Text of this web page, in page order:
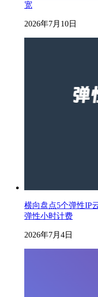
宽
2026年7月10日
横向盘点5个弹性IP
弹性小时计费
2026年7月4日